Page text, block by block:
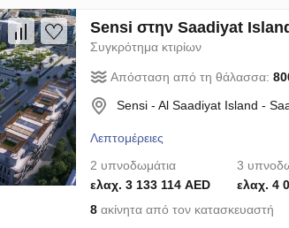
Sensi στην Saadiyat
Συγκρότημα κτιρίων
Απόσταση από τη θάλασσα:
Sensi - Al Saadiyat Island -
Λεπτομέρειες
2 υπνοδωμάτια
ελαχ. 3 133 114 AED
3
ελαχ. 4
8ακίνητα από τον κατασκευαστή